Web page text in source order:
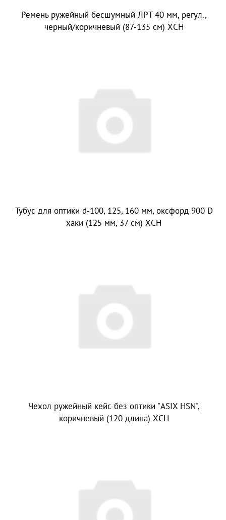
Ремень ружейный бесшумный ЛРТ 40 мм, регул.,
черный/коричневый (87-135 см) ХСН
Тубус для оптики d-100, 125, 160 мм, оксфорд 900 D
хаки (125 мм, 37 см) ХСН
Чехол ружейный кейс без оптики "ASIX HSN",
коричневый (120 длина) ХСН